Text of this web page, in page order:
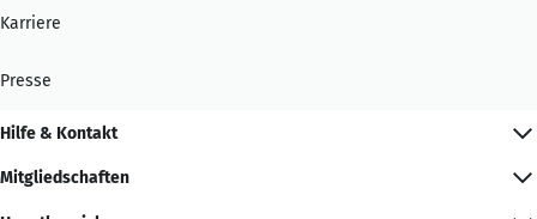
Karriere
Presse
Hilfe & Kontakt
Mitgliedschaften